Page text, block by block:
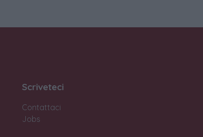
Scriveteci
Contattaci
Jobs